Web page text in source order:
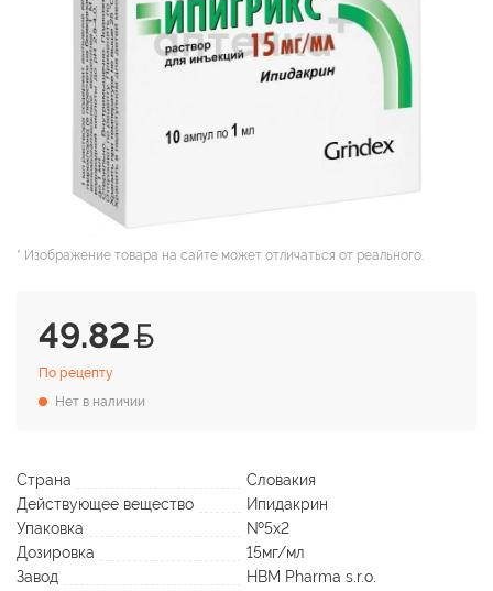
* Изображение товара на сайте может отличаться от реального.
49.82
По рецепту
Нет в наличии
Страна
Словакия
Действующее вещество
Ипидакрин
Упаковка
№5х2
Дозировка
15мг/мл
Завод
HBM Pharma s.r.o.